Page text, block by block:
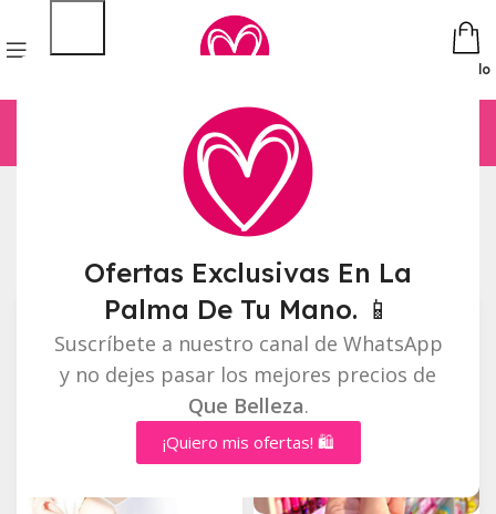
Ofertas Exclusivas En La
Palma De Tu Mano. 📱
Suscríbete a nuestro canal de WhatsApp
y no dejes pasar los mejores precios de
Que Belleza.
¡Quiero mis ofertas! 🛍️
Pedido
Mostrando 1–12 de 59 resultados